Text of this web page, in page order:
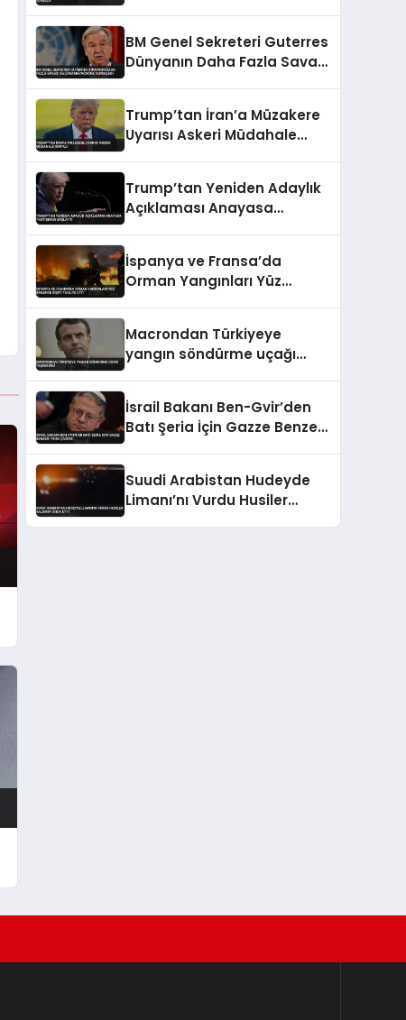
BM Genel Sekreteri Guterres
Dünyanın Daha Fazla Savaşı
Trump’tan İran’a Müzakere
Uyarısı Askeri Müdahale
Trump’tan Yeniden Adaylık
Açıklaması Anayasa
İspanya ve Fransa’da
Orman Yangınları Yüz
Macrondan Türkiyeye
yangın söndürme uçağı
İsrail Bakanı Ben-Gvir’den
Batı Şeria İçin Gazze Benzeri
Suudi Arabistan Hudeyde
Limanı’nı Vurdu Husiler